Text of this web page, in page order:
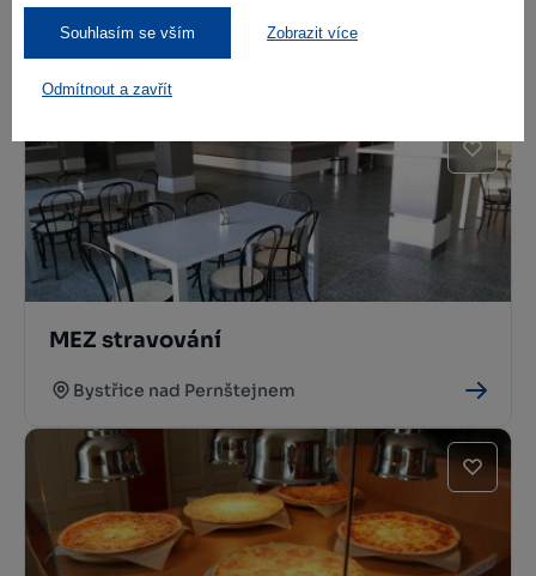
Souhlasím se vším Zobrazit více
Odmítnout a zavřít
Hotel Vír
MEZ stravování
Bystřice nad Pernštejnem